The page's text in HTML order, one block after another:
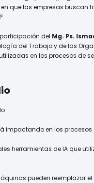
que las empresas buscan
del Mg. Ps.
del Trabajo y de las
en los procesos de
impactando en los
herramientas de IA que
pueden reemplazar